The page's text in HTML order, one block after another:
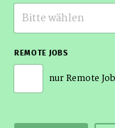
Bitte wählen
REMOTE JOBS
nur Remote